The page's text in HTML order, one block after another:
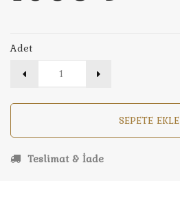
Adet
SEPETE EKLE
Teslimat & İade